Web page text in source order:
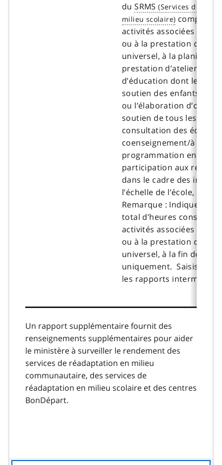
duSRMS
activités associées à la
ou à la prestation d’un
universel, à la
prestation d’ateliers/de
d’éducation dont le
soutien des enfants, à la
ou l’élaboration d’outils
soutien de tous les
consultation des
coenseignement/à la
programmation en
participation aux
dans le cadre des
l’échelle de l’école, etc.
Remarque : Indiquez le
total d’heures
activités associées à la
ou à la prestation d’un
universel, à la fin de
uniquement. Saisissez «
les rapports
Un rapport supplémentaire fournit des
renseignements supplémentaires pour aider
le ministère à surveiller le rendement des
services de réadaptation en milieu
communautaire, des services de
réadaptation en milieu scolaire et des centres
BonDépart.